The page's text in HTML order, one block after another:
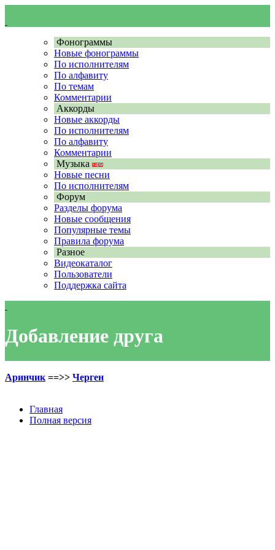
Фонограммы
Новые фонограммы
По исполнителям
По алфавиту
По темам
Комментарии
Аккорды
Новые аккорды
По исполнителям
По алфавиту
Комментарии
Музыка
Новые песни
По исполнителям
Форум
Разделы форума
Новые сообщения
Популярные темы
Правила форума
Разное
Видеокаталог
Пользователи
Поддержка сайта
Добавление друга
Аринчик ==>> Черген
Главная
Полная версия